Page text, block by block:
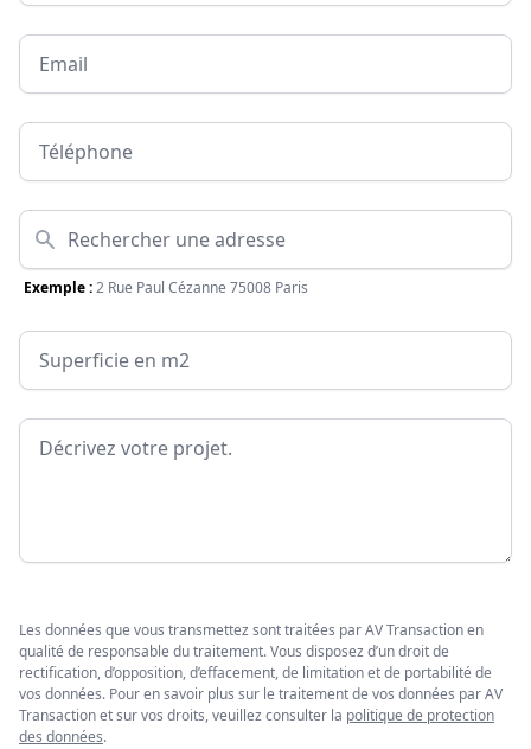
Email
Téléphone
Adresse
Exemple :2 Rue Paul Cézanne 75008 Paris
Surface
Message
Les données que vous transmettez sont traitées par AV Transaction en
qualité de responsable du traitement. Vous disposez d’un droit de
rectification, d’opposition, d’effacement, de limitation et de portabilité de
vos données. Pour en savoir plus sur le traitement de vos données par AV
Transaction et sur vos droits, veuillez consulter la politique de protection
des données.